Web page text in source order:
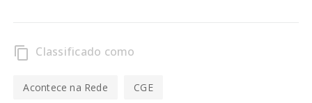
content_copy Classificado como
Acontece na Rede CGE